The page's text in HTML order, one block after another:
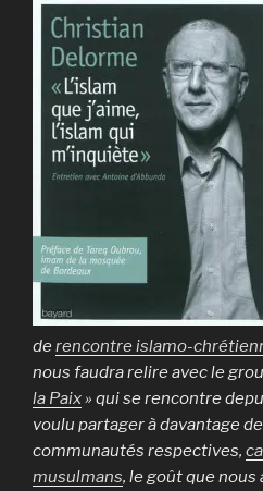
de rencontre islamo-
nous faudra relire avec le
la Paix» qui se rencontre
voulu partager à davantage
communautés respectives,
musulmans, le goût que nous